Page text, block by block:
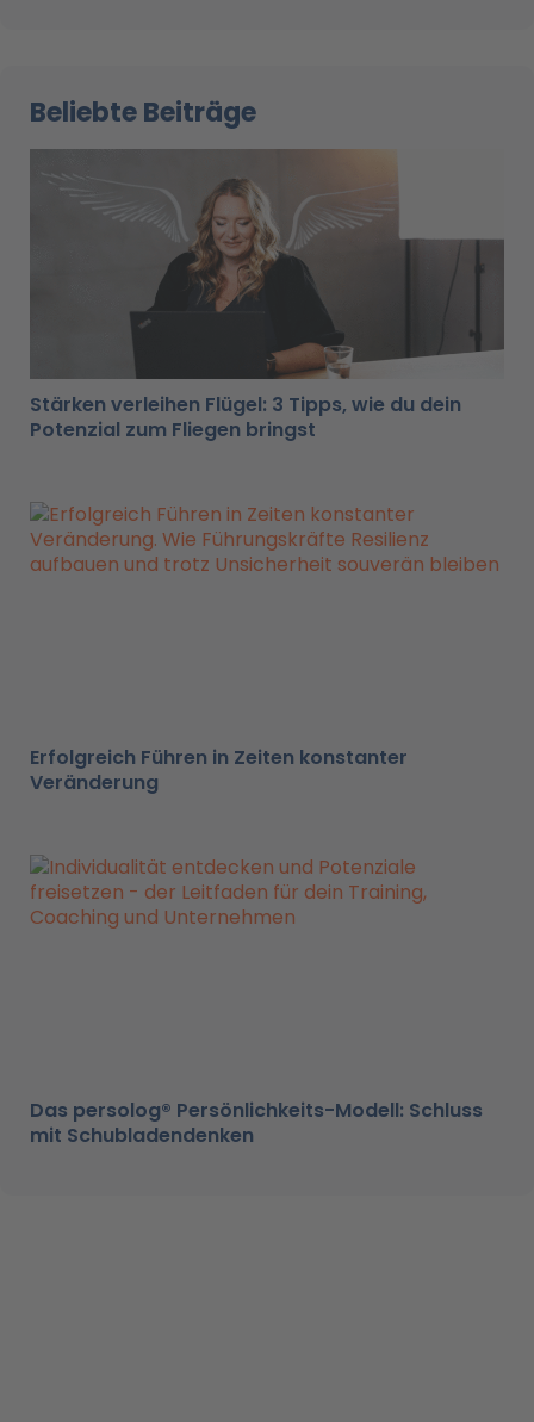
Beliebte Beiträge
Stärken verleihen Flügel: 3 Tipps, wie du dein
Potenzial zum Fliegen bringst
Erfolgreich Führen in Zeiten konstanter
Veränderung
Das persolog® Persönlichkeits-Modell: Schluss
mit Schubladendenken